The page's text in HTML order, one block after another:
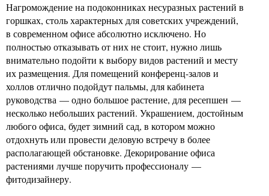
Нагромождение на подоконниках несуразных растений в
горшках, столь характерных для советских учреждений,
в современном офисе абсолютно исключено. Но
полностью отказывать от них не стоит, нужно лишь
внимательно подойти к выбору видов растений и месту
их размещения. Для помещений конференц-залов и
холлов отлично подойдут пальмы, для кабинета
руководства — одно большое растение, для ресепшен —
несколько небольших растений. Украшением, достойным
любого офиса, будет зимний сад, в котором можно
отдохнуть или провести деловую встречу в более
располагающей обстановке. Декорирование офиса
растениями лучше поручить профессионалу —
фитодизайнеру.